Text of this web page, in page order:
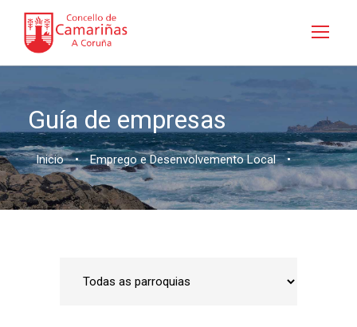
Guía de empresas
Inicio • Emprego e Desenvolvemento Local •